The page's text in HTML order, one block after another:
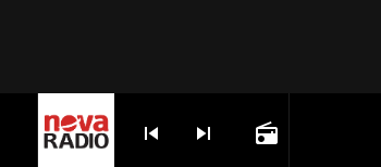
skip_previous skip_next radio